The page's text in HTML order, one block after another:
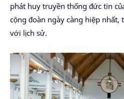
phát huy truyền thống đức tin
cộng đoàn ngày càng hiệp
với lịch sử.